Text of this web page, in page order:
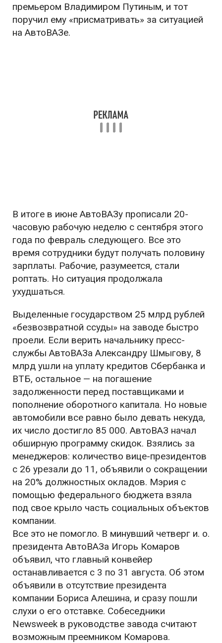
премьером Владимиром Путиным, и тот
поручил ему «присматривать» за ситуацией
на АвтоВАЗе.
В итоге в июне АвтоВАЗу прописали 20-
часовую рабочую неделю с сентября этого
года по февраль следующего. Все это
время сотрудники будут получать половину
зарплаты. Рабочие, разумеется, стали
роптать. Но ситуация продолжала
ухудшаться.
Выделенные государством 25 млрд рублей
«безвозвратной ссуды» на заводе быстро
проели. Если верить начальнику пресс-
службы АвтоВАЗа Александру Шмыгову, 8
млрд ушли на уплату кредитов Сбербанка и
ВТБ, остальное — на погашение
задолженности перед поставщиками и
пополнение оборотного капитала. Но новые
автомобили все равно было девать некуда,
их число достигло 85 000. АвтоВАЗ начал
обширную программу скидок. Взялись за
менеджеров: количество вице-президентов
с 26 урезали до 11, объявили о сокращении
на 20% должностных окладов. Мэрия с
помощью федерального бюджета взяла
под свое крыло часть социальных объектов
компании.
Все это не помогло. В минувший четверг и. о.
президента АвтоВАЗа Игорь Комаров
объявил, что главный конвейер
останавливается с 3 по 31 августа. Об этом
объявили в отсутствие президента
компании Бориса Алешина, и сразу пошли
слухи о его отставке. Собеседники
Newsweek в руководстве завода считают
возможным преемником Комарова.